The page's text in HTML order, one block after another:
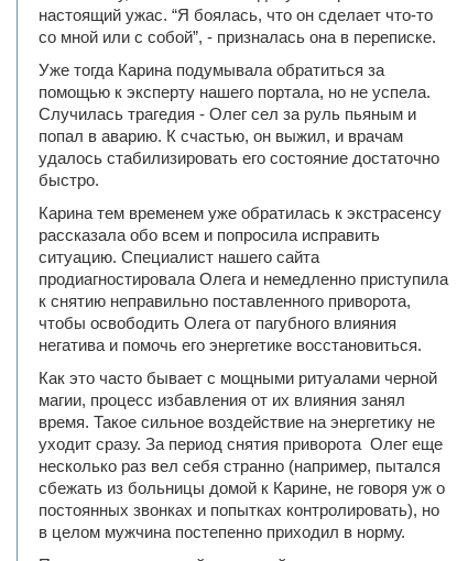
настоящий ужас. “Я боялась, что он сделает что-то
со мной или с собой”, - призналась она в переписке.
Уже тогда Карина подумывала обратиться за
помощью к эксперту нашего портала, но не успела.
Случилась трагедия - Олег сел за руль пьяным и
попал в аварию. К счастью, он выжил, и врачам
удалось стабилизировать его состояние достаточно
быстро.
Карина тем временем уже обратилась к экстрасенсу
рассказала обо всем и попросила исправить
ситуацию. Специалист нашего сайта
продиагностировала Олега и немедленно приступила
к снятию неправильно поставленного приворота,
чтобы освободить Олега от пагубного влияния
негатива и помочь его энергетике восстановиться.
Как это часто бывает с мощными ритуалами черной
магии, процесс избавления от их влияния занял
время. Такое сильное воздействие на энергетику не
уходит сразу. За период снятия приворота Олег еще
несколько раз вел себя странно (например, пытался
сбежать из больницы домой к Карине, не говоря уж о
постоянных звонках и попытках контролировать), но
в целом мужчина постепенно приходил в норму.